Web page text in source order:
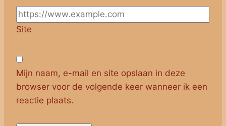
Site
Mijn naam, e-mail en site opslaan in deze
browser voor de volgende keer wanneer ik een
reactie plaats.